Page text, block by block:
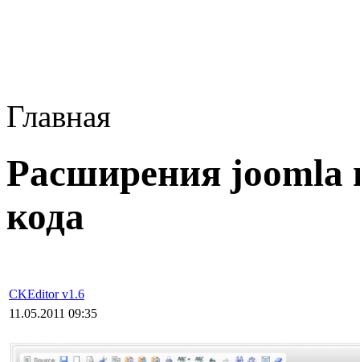
Главная
Расширения joomla
кода
CKEditor v1.6
11.05.2011 09:35